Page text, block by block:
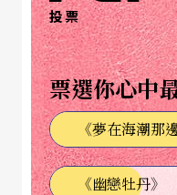
呢？
白遼士劇中，浮士
從絕望想自殺的深
符，打擊樂器戲劇
了。
投票
票選你心中
《夢在海潮那
《幽戀牡丹》